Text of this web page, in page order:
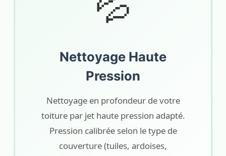
Nettoyage Haute
Pression
Nettoyage en profondeur de votre
toiture par jet haute pression adapté.
Pression calibrée selon le type de
couverture (tuiles, ardoises,